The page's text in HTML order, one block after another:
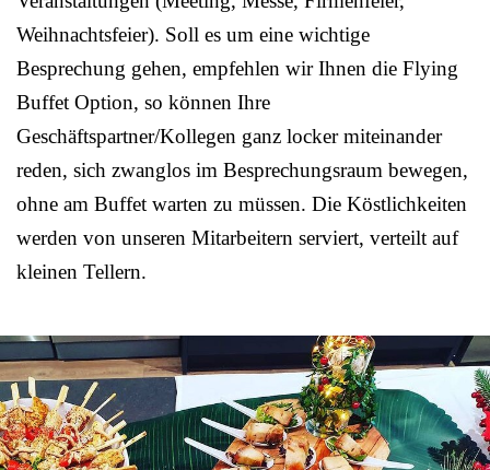
Weihnachtsfeier). Soll es um eine wichtige
Besprechung gehen, empfehlen wir Ihnen die Flying
Buffet Option, so können Ihre
Geschäftspartner/Kollegen ganz locker miteinander
reden, sich zwanglos im Besprechungsraum bewegen,
ohne am Buffet warten zu müssen. Die Köstlichkeiten
werden von unseren Mitarbeitern serviert, verteilt auf
kleinen Tellern.